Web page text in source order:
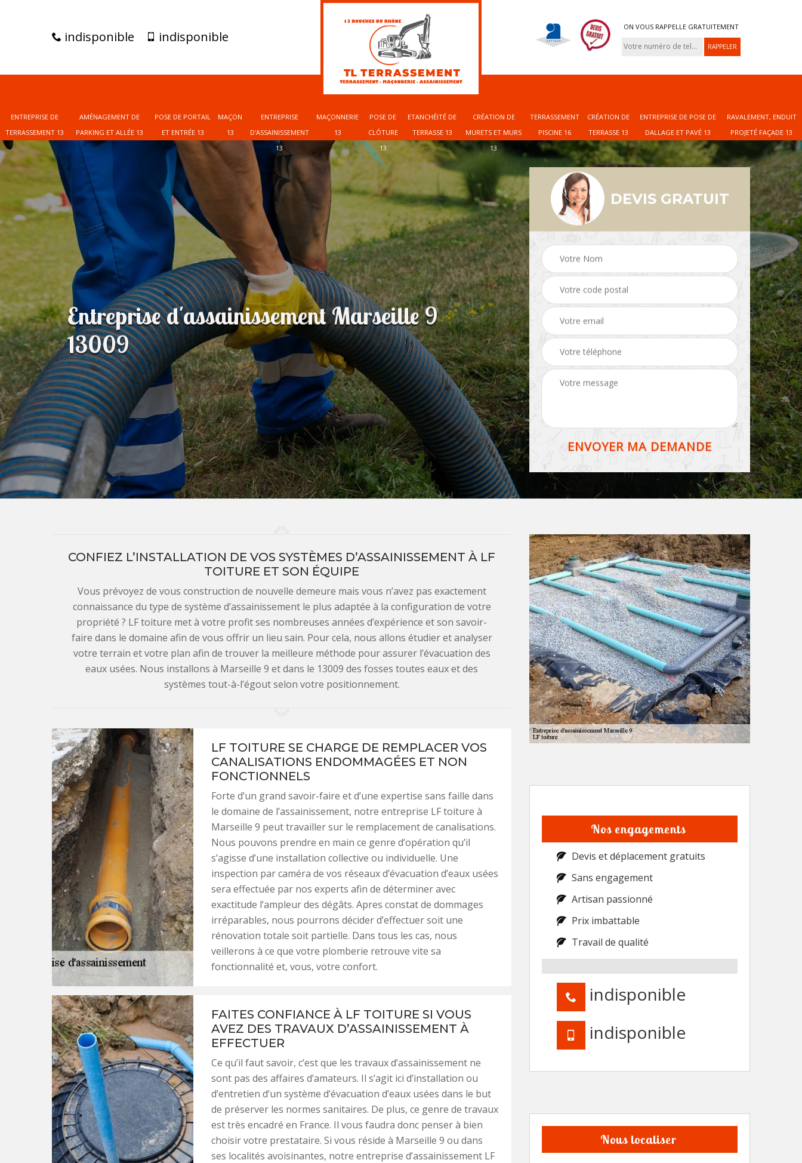
indisponible indisponible
ON VOUS RAPPELLE GRATUITEMENT
ENTREPRISE DE
TERRASSEMENT 13
AMÉNAGEMENT DE
PARKING ET ALLÉE 13
POSE DE PORTAIL
ET ENTRÉE 13
MAÇON
13
ENTREPRISE
D'ASSAINISSEMENT
13
MAÇONNERIE
13
POSE DE
CLÔTURE
13
ETANCHÉITÉ DE
TERRASSE 13
CRÉATION DE
MURETS ET MURS
13
TERRASSEMENT
PISCINE 16
CRÉATION DE
TERRASSE 13
ENTREPRISE DE POSE DE
DALLAGE ET PAVÉ 13
RAVALEMENT, ENDUIT
PROJETÉ FAÇADE 13
Entreprise d'assainissement Marseille 9
13009
DEVIS GRATUIT
CONFIEZ L’INSTALLATION DE VOS SYSTÈMES D’ASSAINISSEMENT À LF
TOITURE ET SON ÉQUIPE
Vous prévoyez de vous construction de nouvelle demeure mais vous n’avez pas exactement
connaissance du type de système d’assainissement le plus adaptée à la configuration de votre
propriété ? LF toiture met à votre profit ses nombreuses années d’expérience et son savoir-
faire dans le domaine afin de vous offrir un lieu sain. Pour cela, nous allons étudier et analyser
votre terrain et votre plan afin de trouver la meilleure méthode pour assurer l’évacuation des
eaux usées. Nous installons à Marseille 9 et dans le 13009 des fosses toutes eaux et des
systèmes tout-à-l’égout selon votre positionnement.
LF TOITURE SE CHARGE DE REMPLACER VOS
CANALISATIONS ENDOMMAGÉES ET NON
FONCTIONNELS
Forte d’un grand savoir-faire et d’une expertise sans faille dans
le domaine de l’assainissement, notre entreprise LF toiture à
Marseille 9 peut travailler sur le remplacement de canalisations.
Nous pouvons prendre en main ce genre d’opération qu’il
s’agisse d’une installation collective ou individuelle. Une
inspection par caméra de vos réseaux d’évacuation d’eaux usées
sera effectuée par nos experts afin de déterminer avec
exactitude l’ampleur des dégâts. Apres constat de dommages
irréparables, nous pourrons décider d’effectuer soit une
rénovation totale soit partielle. Dans tous les cas, nous
veillerons à ce que votre plomberie retrouve vite sa
fonctionnalité et, vous, votre confort.
FAITES CONFIANCE À LF TOITURE SI VOUS
AVEZ DES TRAVAUX D’ASSAINISSEMENT À
EFFECTUER
Ce qu’il faut savoir, c’est que les travaux d’assainissement ne
sont pas des affaires d’amateurs. Il s’agit ici d’installation ou
d’entretien d’un système d’évacuation d’eaux usées dans le but
de préserver les normes sanitaires. De plus, ce genre de travaux
est très encadré en France. Il vous faudra donc penser à bien
choisir votre prestataire. Si vous réside à Marseille 9 ou dans
ses localités avoisinantes, notre entreprise d’assainissement LF
Nos engagements
Devis et déplacement gratuits
Sans engagement
Artisan passionné
Prix imbattable
Travail de qualité
indisponible
indisponible
Nous localiser